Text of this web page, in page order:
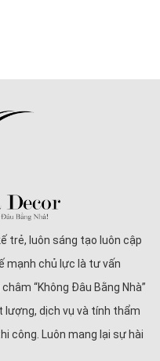
trẻ, luôn sáng tạo luôn cập
mạnh chủ lực là tư vấn
“Không Đâu Bằng Nhà”
lượng, dịch vụ và tính thẩm
công. Luôn mang lại sự hài